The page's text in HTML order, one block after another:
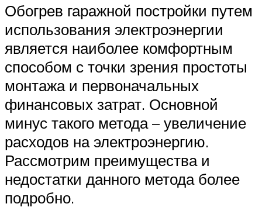
Обогрев гаражной постройки путем
использования электроэнергии
является наиболее комфортным
способом с точки зрения простоты
монтажа и первоначальных
финансовых затрат. Основной
минус такого метода – увеличение
расходов на электроэнергию.
Рассмотрим преимущества и
недостатки данного метода более
подробно.